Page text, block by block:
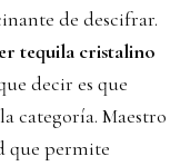
de descifrar.
tequila cristalino
decir es que
categoría. Maestro
que permite